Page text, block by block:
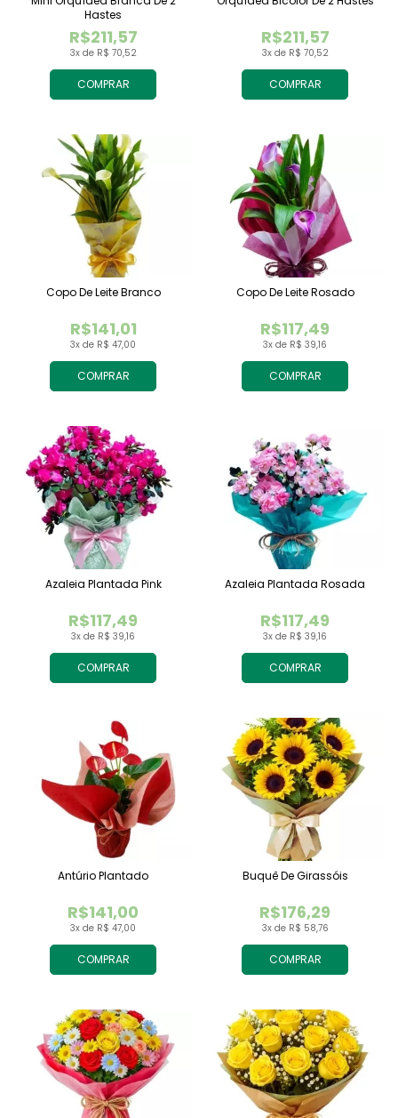
COMPRAR
3x de R$ 70,52
R$211,57
Hastes
COMPRAR
3x de R$ 70,52
R$211,57
COMPRAR
3x de R$ 47,00
R$141,01
Copo De Leite Branco
COMPRAR
3x de R$ 39,16
R$117,49
Copo De Leite Rosado
COMPRAR
3x de R$ 39,16
R$117,49
Azaleia Plantada Pink
COMPRAR
3x de R$ 39,16
R$117,49
Azaleia Plantada Rosada
COMPRAR
3x de R$ 47,00
R$141,00
Antúrio Plantado
COMPRAR
3x de R$ 58,76
R$176,29
Buquê De Girassóis